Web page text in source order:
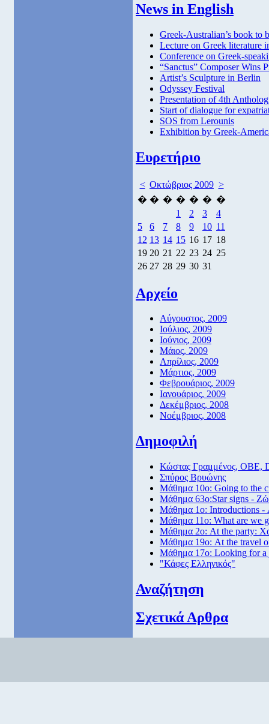
News in English
Greek-Australian’s book to
Lecture on Greek literature
Conference on Greek-
“Sanctus” Composer Wins
Artist’s Sculpture in Berlin
Odyssey Festival
Presentation of 4th
Start of dialogue for
SOS from Lerounis
Exhibition by Greek-
Ευρετήριο
< Οκτώβριος 2009 >
� � � � � � �
1
2 3
4
5
6 7 8 9 10 11
12 13 14 15 16 17 18
19 20 21 22 23 24 25
26 27 28 29 30 31
Αρχείο
Αύγουστος, 2009
Ιούλιος, 2009
Ιούνιος, 2009
Μάιος, 2009
Απρίλιος, 2009
Μάρτιος, 2009
Φεβρουάριος, 2009
Ιανουάριος, 2009
Δεκέμβριος, 2008
Νοέμβριος, 2008
Δημοφιλή
Κώστας Γραμμένος, ΟΒΕ,
Σπύρος Βρυώνης
Μάθημα 10ο: Going to the
Μάθημα 63ο:Star signs -
Μάθημα 1ο: Introductions -
Μάθημα 11ο: What are we
Μάθημα 2ο: At the party:
Μάθημα 19ο: At the travel
Μάθημα 17ο: Looking for a
"Κάφες Ελληνικός"
Αναζήτηση
Σχετικά Αρθρα